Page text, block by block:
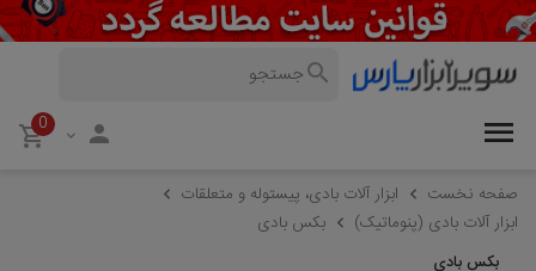
0
صفحه نخست
ابزار آلات بادی، پیستوله و متعلقات
ابزار آلات بادی (پنوماتیک)
بکس بادی
بکس بادی